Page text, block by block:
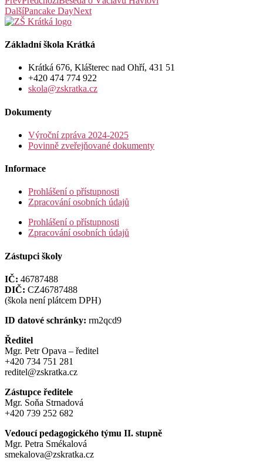
DalšíPancake DayNext
Základní škola Krátká
Krátká 676, Klášterec nad Ohří, 431 51
+420 474 774 922
skola@zskratka.cz
Dokumenty
Výroční zpráva 2024-2025
Povinně zveřejňované dokumenty
Informace
Prohlášení o přístupnosti
Zpracování osobních údajů
Prohlášení o přístupnosti
Zpracování osobních údajů
Zástupci školy
IČ: 46787488
DIČ: CZ46787488
(škola není plátcem DPH)
ID datové schránky: rm2qcd9
Ředitel
Mgr. Petr Opava – ředitel
+420 734 751 281
reditel@zskratka.cz
Zástupce ředitele
Mgr. Soňa Strnadová
+420 739 252 682
Vedoucí pedagogického týmu II. stupně
Mgr. Petra Smékalová
smekalova@zskratka.cz